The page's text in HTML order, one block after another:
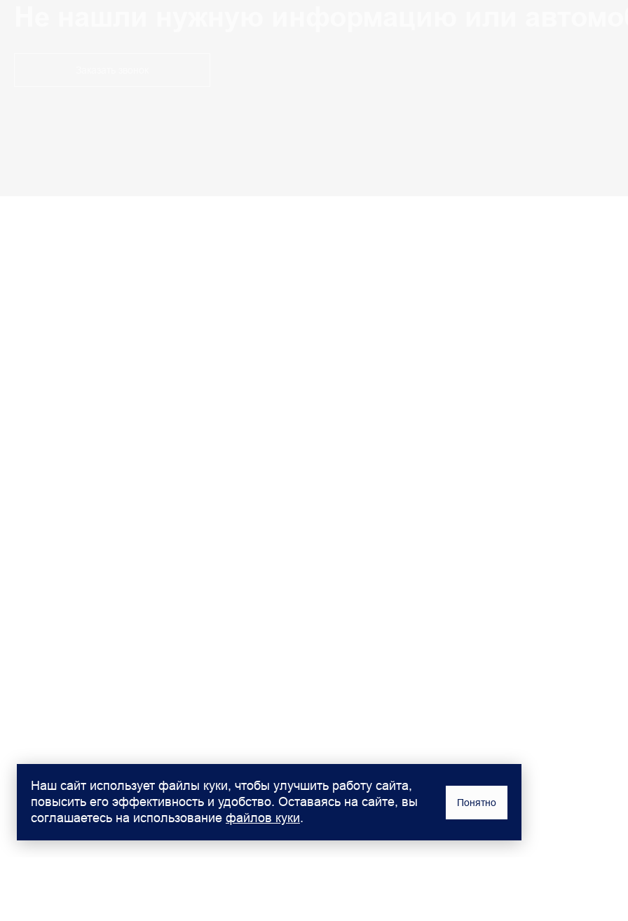
Наш сайт использует файлы куки, чтобы улучшить работу сайта,
повысить его эффективность и удобство. Оставаясь на сайте, вы
соглашаетесь на использование файлов куки.
Понятно